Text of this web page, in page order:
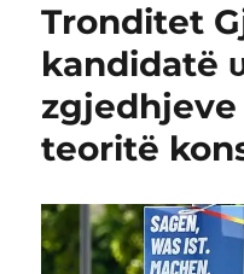
Tronditet
kandidatë
teoritë